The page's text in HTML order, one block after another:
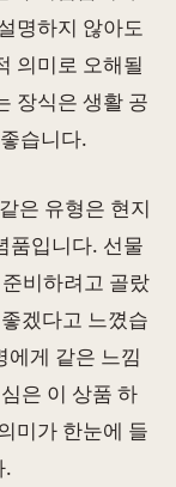
명하지 않아도
의미로 오해될
장식은 생활 공
습니다.
은 유형은 현지
품입니다. 선물
비하려고 골랐
겠다고 느꼈습
에게 같은 느낌
은 이 상품 하
미가 한눈에 들
.